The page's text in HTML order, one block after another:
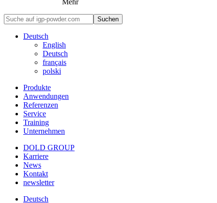
Suchen
Deutsch
English
Deutsch
français
polski
Produkte
Anwendungen
Referenzen
Service
Training
Unternehmen
DOLD GROUP
Karriere
News
Kontakt
newsletter
Deutsch